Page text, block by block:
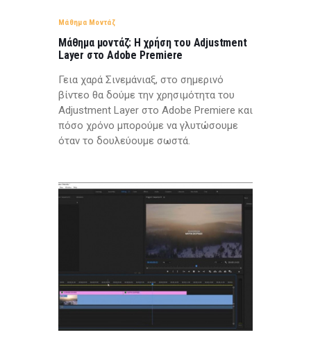
Μάθημα Μοντάζ
Μάθημα μοντάζ: Η χρήση του Adjustment
Layer στο Adobe Premiere
Γεια χαρά Σινεμάνιαξ, στο σημερινό
βίντεο θα δούμε την χρησιμότητα του
Adjustment Layer στο Adobe Premiere και
πόσο χρόνο μπορούμε να γλυτώσουμε
όταν το δουλεύουμε σωστά.